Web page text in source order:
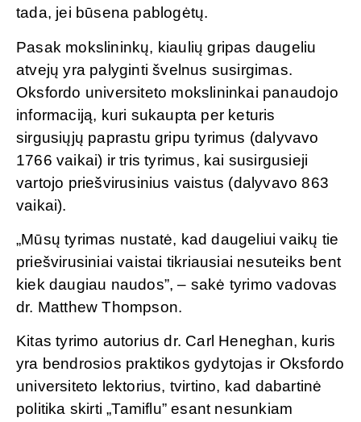
tada, jei būsena pablogėtų.
Pasak mokslininkų, kiaulių gripas daugeliu
atvejų yra palyginti švelnus susirgimas.
Oksfordo universiteto mokslininkai panaudojo
informaciją, kuri sukaupta per keturis
sirgusiųjų paprastu gripu tyrimus (dalyvavo
1766 vaikai) ir tris tyrimus, kai susirgusieji
vartojo priešvirusinius vaistus (dalyvavo 863
vaikai).
„Mūsų tyrimas nustatė, kad daugeliui vaikų tie
priešvirusiniai vaistai tikriausiai nesuteiks bent
kiek daugiau naudos”, – sakė tyrimo vadovas
dr. Matthew Thompson.
Kitas tyrimo autorius dr. Carl Heneghan, kuris
yra bendrosios praktikos gydytojas ir Oksfordo
universiteto lektorius, tvirtino, kad dabartinė
politika skirti „Tamiflu” esant nesunkiam